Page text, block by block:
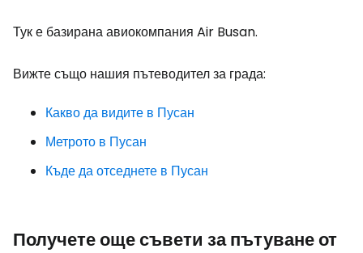
Тук е базирана авиокомпания Air Busan.
Вижте също нашия пътеводител за града:
Какво да видите в Пусан
Метрото в Пусан
Къде да отседнете в Пусан
Получете още съвети за пътуване от